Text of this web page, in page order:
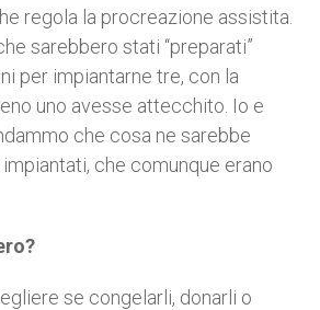
regola la procreazione assistita.
sarebbero stati “preparati”
per impiantarne tre, con la
uno avesse attecchito. Io e
che cosa ne sarebbe
che comunque erano
se congelarli, donarli o